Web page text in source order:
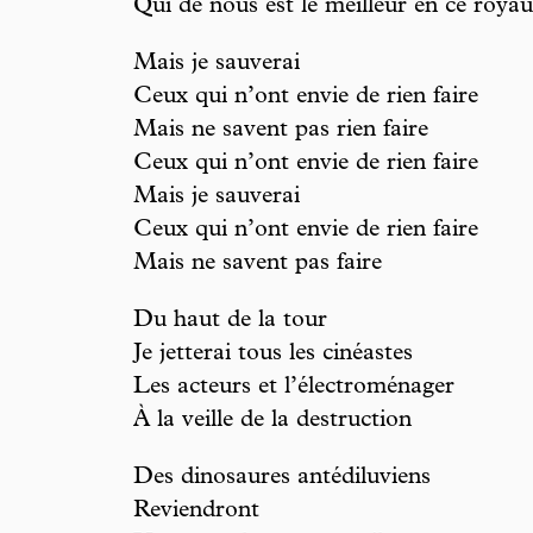
Qui de nous est le meilleur en ce
Mais je sauverai
Ceux qui n’ont envie de rien faire
Mais ne savent pas rien faire
Ceux qui n’ont envie de rien faire
Mais je sauverai
Ceux qui n’ont envie de rien faire
Mais ne savent pas faire
Du haut de la tour
Je jetterai tous les cinéastes
Les acteurs et l’électroménager
À la veille de la destruction
Des dinosaures antédiluviens
Reviendront